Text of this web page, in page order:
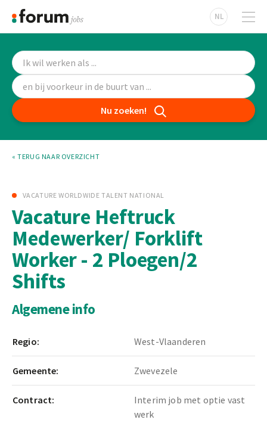
NL
Nu zoeken!
« TERUG NAAR OVERZICHT
VACATURE WORLDWIDE TALENT NATIONAL
Vacature Heftruck
Medewerker/ Forklift
Worker - 2 Ploegen/2
Shifts
Algemene info
Regio: West-Vlaanderen
Gemeente: Zwevezele
Contract:
Interim job met optie vast
werk